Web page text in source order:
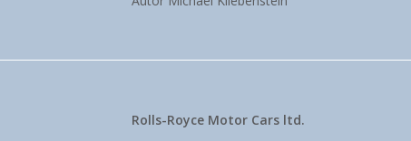
Rolls-Royce Motor Cars ltd.